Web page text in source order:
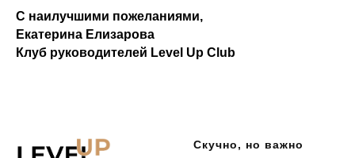
С наилучшими пожеланиями,
Екатерина Елизарова
Клуб руководителей Level Up Club
Скучно, но важно